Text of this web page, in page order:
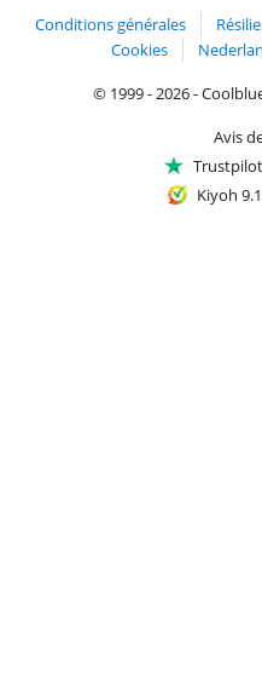
Conditions générales
Cookies
© 1999 - 2026 -
Avis
Kiyoh